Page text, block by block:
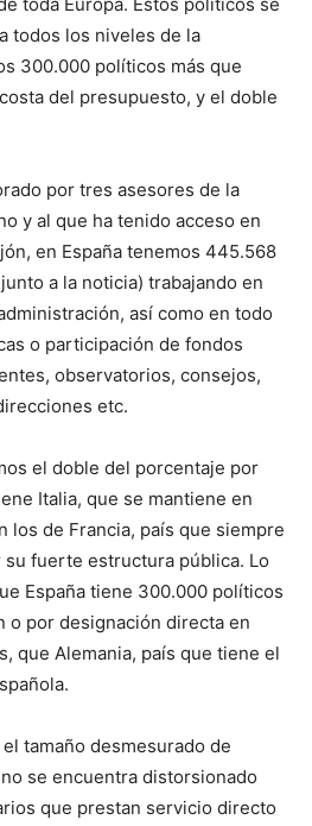
toda Europa. Estos políticos se
todos los niveles de la
300.000 políticos más que
del presupuesto, y el doble
por tres asesores de la
y al que ha tenido acceso en
en España tenemos 445.568
a la noticia) trabajando en
así como en todo
o participación de fondos
observatorios, consejos,
etc.
el doble del porcentaje por
Italia, que se mantiene en
los de Francia, país que siempre
fuerte estructura pública. Lo
España tiene 300.000 políticos
o por designación directa en
que Alemania, país que tiene el
tamaño desmesurado de
se encuentra distorsionado
que prestan servicio directo